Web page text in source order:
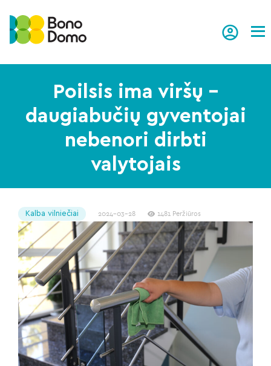
Poilsis ima viršų –
daugiabučių gyventojai
nebenori dirbti
valytojais
Kalba vilniečiai 2024-03-28 1481 Peržiūros